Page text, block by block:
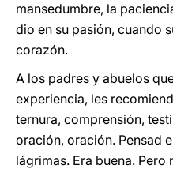
mansedumbre, la
dio en su pasión, cuando
corazón.
A los padres y abuelos
experiencia, les
ternura, comprensión,
oración, oración. Pensad
lágrimas. Era buena. Pero